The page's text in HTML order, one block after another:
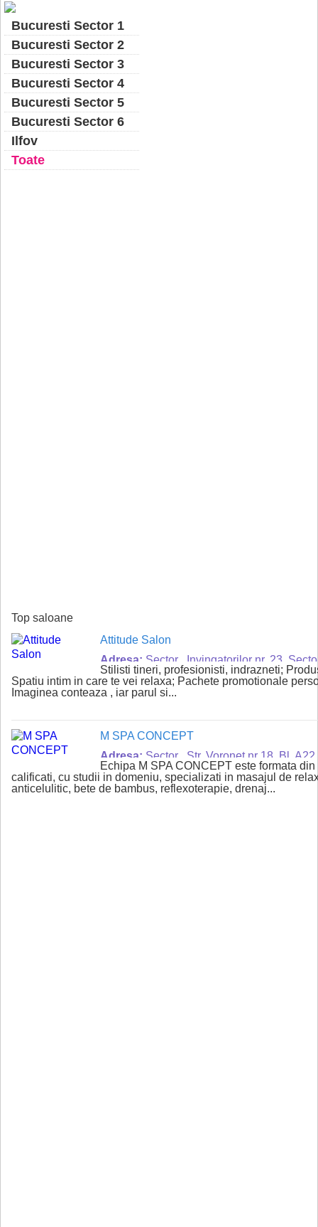
Bucuresti Sector 1
Bucuresti Sector 2
Bucuresti Sector 3
Bucuresti Sector 4
Bucuresti Sector 5
Bucuresti Sector 6
Ilfov
Toate
Top saloane
Attitude Salon
Adresa: Sector , Invingatorilor nr. 23,
Stilisti tineri, profesionisti, indrazneti;
Spatiu intim in care te vei relaxa; Pachete promotionale
Imaginea conteaza , iar parul si...
M SPA CONCEPT
Adresa: Sector , Str. Voronet nr 18, Bl.
interfon 2
Echipa M SPA CONCEPT este formata
calificati, cu studii in domeniu, specializati in masajul de
anticelulitic, bete de bambus, reflexoterapie, drenaj...